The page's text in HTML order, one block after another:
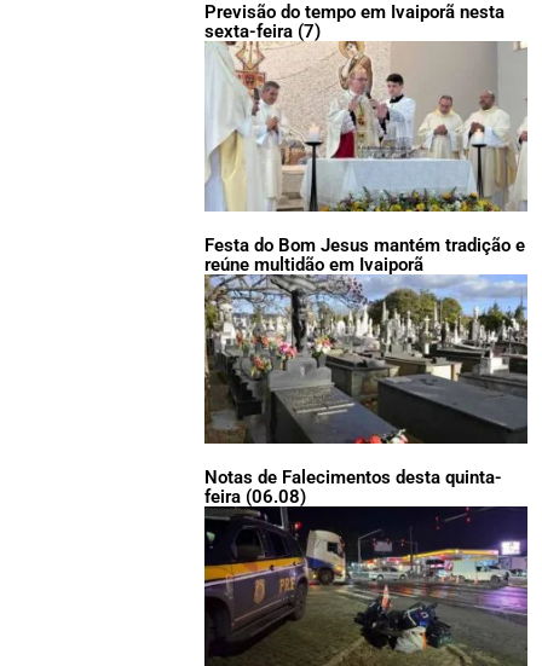
Previsão do tempo em Ivaiporã nesta
sexta-feira (7)
Festa do Bom Jesus mantém tradição e
reúne multidão em Ivaiporã
Notas de Falecimentos desta quinta-
feira (06.08)